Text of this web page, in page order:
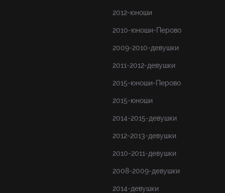
2012-юноши
2010-юноши-Перово
2009-2010-девушки
2011-2012-девушки
2015-юноши-Перово
2015-юноши
2014-2015-девушки
2012-2013-девушки
2010-2011-девушки
2008-2009-девушки
2014-девушки